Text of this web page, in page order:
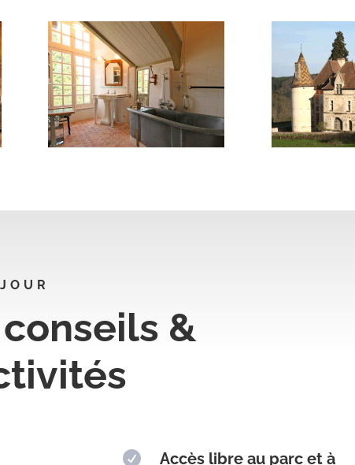
&

Accès libre au parc et à